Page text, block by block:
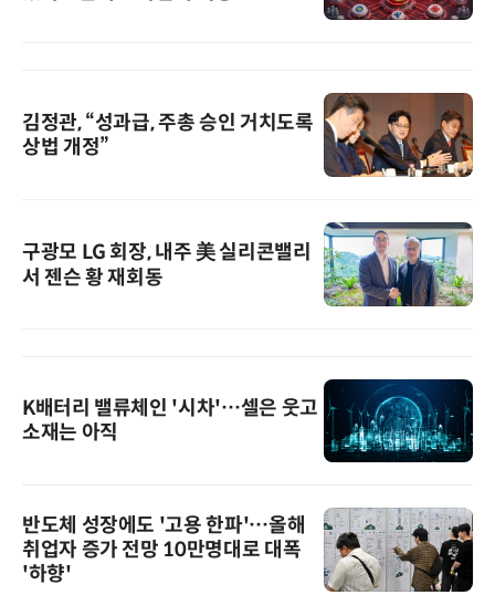
김정관, “성과급, 주총 승인 거치도록
상법 개정”
구광모 LG 회장, 내주 美 실리콘밸리
서 젠슨 황 재회동
K배터리 밸류체인 '시차'…셀은 웃고
소재는 아직
반도체 성장에도 '고용 한파'…올해
취업자 증가 전망 10만명대로 대폭
'하향'